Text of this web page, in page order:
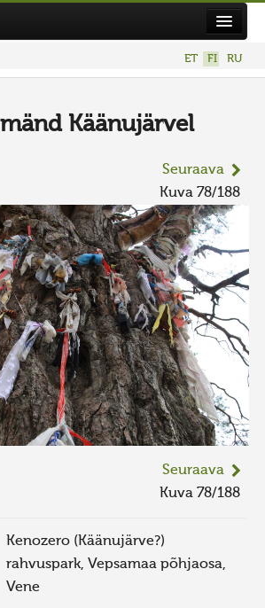
ET FI RU
mänd Käänujärvel
Seuraava
Kuva 78/188
Seuraava
Kuva 78/188
Kenozero (Käänujärve?)
rahvuspark, Vepsamaa põhjaosa,
Vene